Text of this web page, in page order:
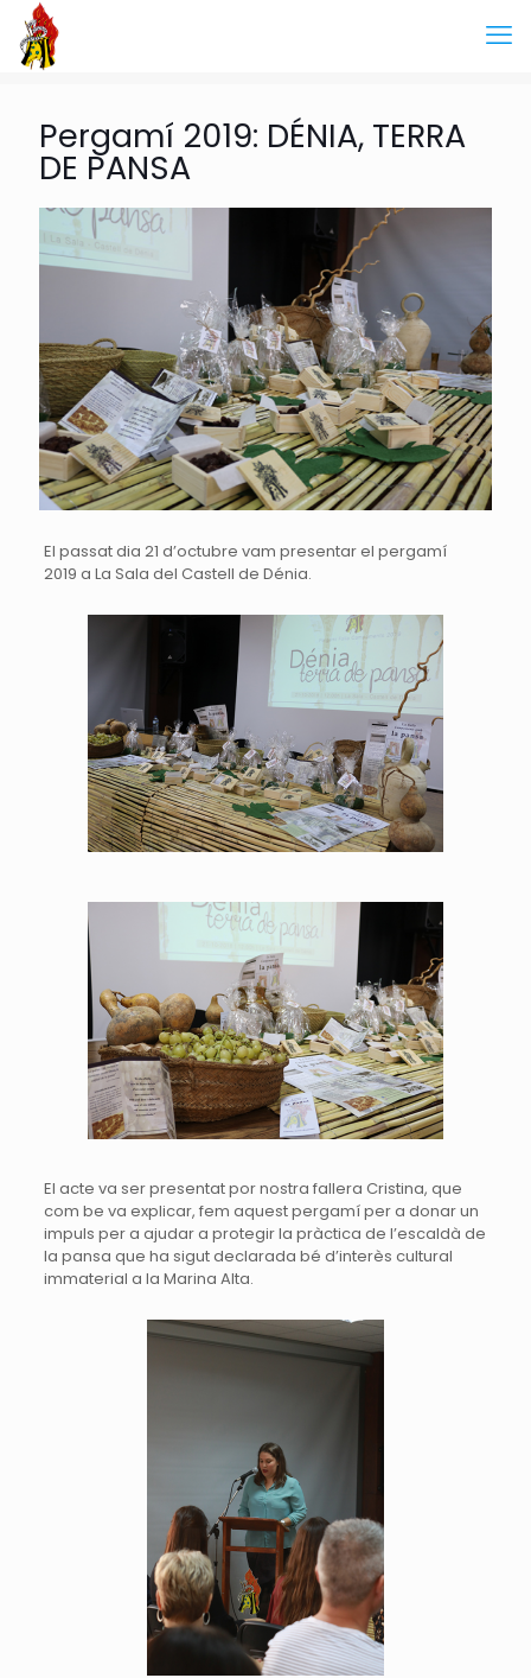
Pergamí 2019: DÉNIA, TERRA
DE PANSA
El passat dia 21 d’octubre vam presentar el pergamí
2019 a La Sala del Castell de Dénia.
El acte va ser presentat por nostra fallera Cristina, que
com be va explicar, fem aquest pergamí per a donar un
impuls per a ajudar a protegir la pràctica de l’escaldà de
la pansa que ha sigut declarada bé d’interès cultural
immaterial a la Marina Alta.